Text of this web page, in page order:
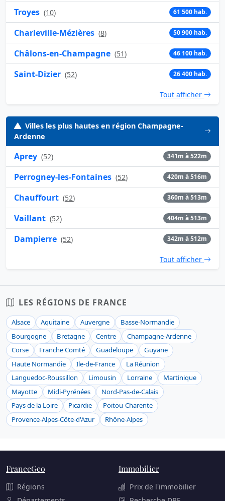
Troyes (10) 61 500 hab.
Charleville-Mézières (8) 50 900 hab.
Châlons-en-Champagne (51) 46 100 hab.
Saint-Dizier (52) 26 400 hab.
Tout afficher
Villes les plus hautes en région Champagne-
Ardenne
Aprey (52) 341m à 522m
Perrogney-les-Fontaines (52) 420m à 516m
Chauffourt (52) 360m à 513m
Vaillant (52) 404m à 513m
Dampierre (52) 342m à 512m
Tout afficher
LES RÉGIONS DE FRANCE
Alsace Aquitaine Auvergne
Basse-Normandie
Bourgogne
Bretagne Centre
Champagne-Ardenne
Corse
Franche Comté Guadeloupe
Guyane
Haute Normandie
Ile-de-France
La Réunion
Languedoc-Roussillon
Limousin Lorraine
Martinique
Mayotte
Midi-Pyrénées
Nord-Pas-de-Calais
Pays de la Loire
Picardie
Poitou-Charente
Provence-Alpes-Côte-d'Azur
Rhône-Alpes
FranceGeo
Régions
Immobilier
Prix de l'immobilier